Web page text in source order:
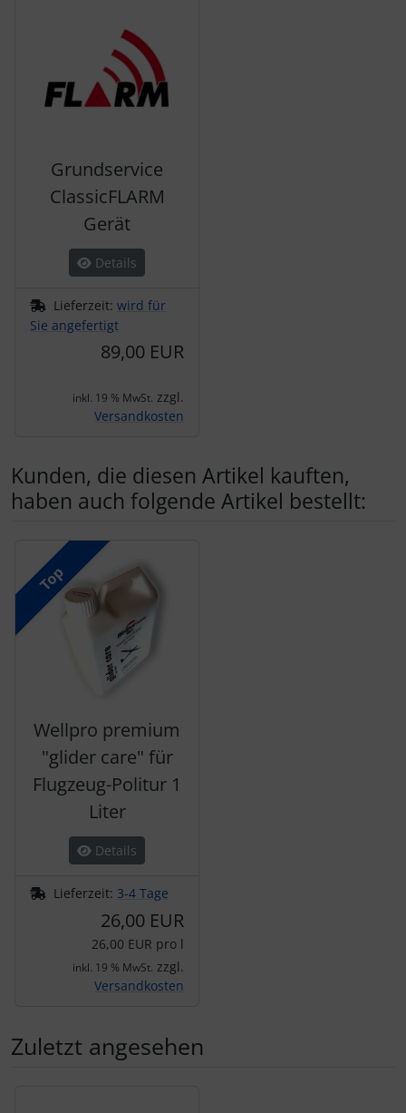
Grundservice
ClassicFLARM
Gerät
Details
Lieferzeit: wird für
Sie angefertigt
89,00 EUR
inkl. 19 % MwSt. zzgl.
Versandkosten
Kunden, die diesen Artikel kauften,
haben auch folgende Artikel bestellt:
Es folgt ein Produktslider - navigieren Sie mit der Tab-
Top
Wellpro premium
"glider care" für
Flugzeug-Politur 1
Liter
Details
Lieferzeit: 3-4 Tage
26,00 EUR
26,00 EUR pro l
inkl. 19 % MwSt. zzgl.
Versandkosten
Zuletzt angesehen